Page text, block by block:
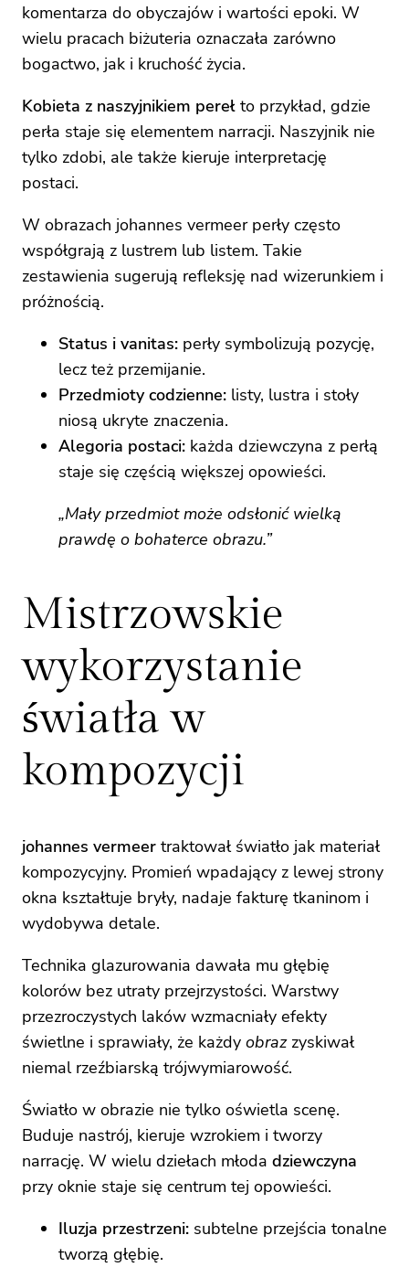
komentarza do obyczajów i wartości epoki. W
wielu pracach biżuteria oznaczała zarówno
bogactwo, jak i kruchość życia.
Kobieta z naszyjnikiem pereł to przykład, gdzie
perła staje się elementem narracji. Naszyjnik nie
tylko zdobi, ale także kieruje interpretację
postaci.
W obrazach johannes vermeer perły często
współgrają z lustrem lub listem. Takie
zestawienia sugerują refleksję nad wizerunkiem i
próżnością.
Status i vanitas: perły symbolizują pozycję,
lecz też przemijanie.
Przedmioty codzienne: listy, lustra i stoły
niosą ukryte znaczenia.
Alegoria postaci: każda dziewczyna z perłą
staje się częścią większej opowieści.
„Mały przedmiot może odsłonić wielką
prawdę o bohaterce obrazu.”
Mistrzowskie
wykorzystanie
światła w
kompozycji
johannes vermeer traktował światło jak materiał
kompozycyjny. Promień wpadający z lewej strony
okna kształtuje bryły, nadaje fakturę tkaninom i
wydobywa detale.
Technika glazurowania dawała mu głębię
kolorów bez utraty przejrzystości. Warstwy
przezroczystych laków wzmacniały efekty
świetlne i sprawiały, że każdy obrazzyskiwał
niemal rzeźbiarską trójwymiarowość.
Światło w obrazie nie tylko oświetla scenę.
Buduje nastrój, kieruje wzrokiem i tworzy
narrację. W wielu dziełach młoda dziewczyna
przy oknie staje się centrum tej opowieści.
Iluzja przestrzeni: subtelne przejścia tonalne
tworzą głębię.